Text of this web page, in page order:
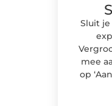
Sluit
mee
op